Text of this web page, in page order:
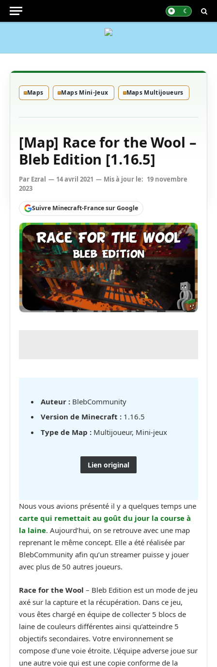
Maps Maps Mini-Jeux Maps Multijoueurs
[Map] Race for the Wool –
Bleb Edition [1.16.5]
Par Ezral 14 avril 2021 Mis à jour le: 19 novembre
2023
Suivre Minecraft-France sur Google
Auteur : BlebCommunity
Version de Minecraft : 1.16.5
Type de Map : Multijoueur, Mini-jeux
Lien original
Nous vous avions présenté il y a quelques temps une
carte qui remettait au goût du jour la course à
la laine. Aujourd’hui, on se retrouve avec une map
reprenant le même concept. Elle a été réalisée par
BlebCommunity afin qu’un streamer puisse y jouer
avec plus de 50 autres joueurs.
Race for the Wool – Bleb Edition est un mode de jeu
axé sur la capture et la récupération. Dans ce jeu,
vous êtes chargé en équipe de collecter 5 blocs de
laine de couleurs différentes ainsi qu’atteindre 5
objectifs secondaires. Votre environnement se
compose d’une voie étroite. L’équipe adverse joue sur
une autre voie qui est une copie conforme de la